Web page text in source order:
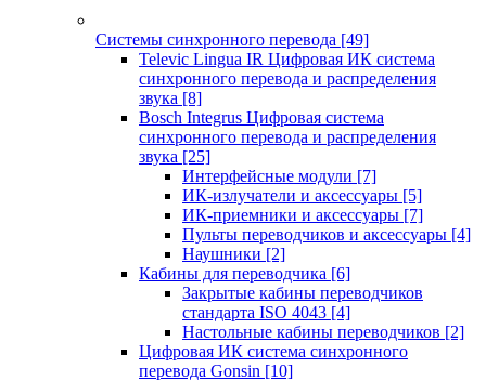
Системы синхронного перевода [49]
Televic Lingua IR Цифровая ИК система
синхронного перевода и распределения
звука [8]
Bosch Integrus Цифровая система
синхронного перевода и распределения
звука [25]
Интерфейсные модули [7]
ИК-излучатели и аксессуары [5]
ИК-приемники и аксессуары [7]
Пульты переводчиков и аксессуары [4]
Наушники [2]
Кабины для переводчика [6]
Закрытые кабины переводчиков
стандарта ISO 4043 [4]
Настольные кабины переводчиков [2]
Цифровая ИК система синхронного
перевода Gonsin [10]